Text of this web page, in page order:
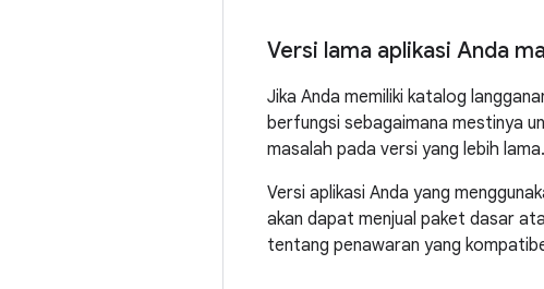
Versi lama aplikasi Anda
Jika Anda memiliki katalog
berfungsi sebagaimana mestinya
masalah pada versi yang lebih lama.
Versi aplikasi Anda yang
akan dapat menjual paket dasar
tentang penawaran yang